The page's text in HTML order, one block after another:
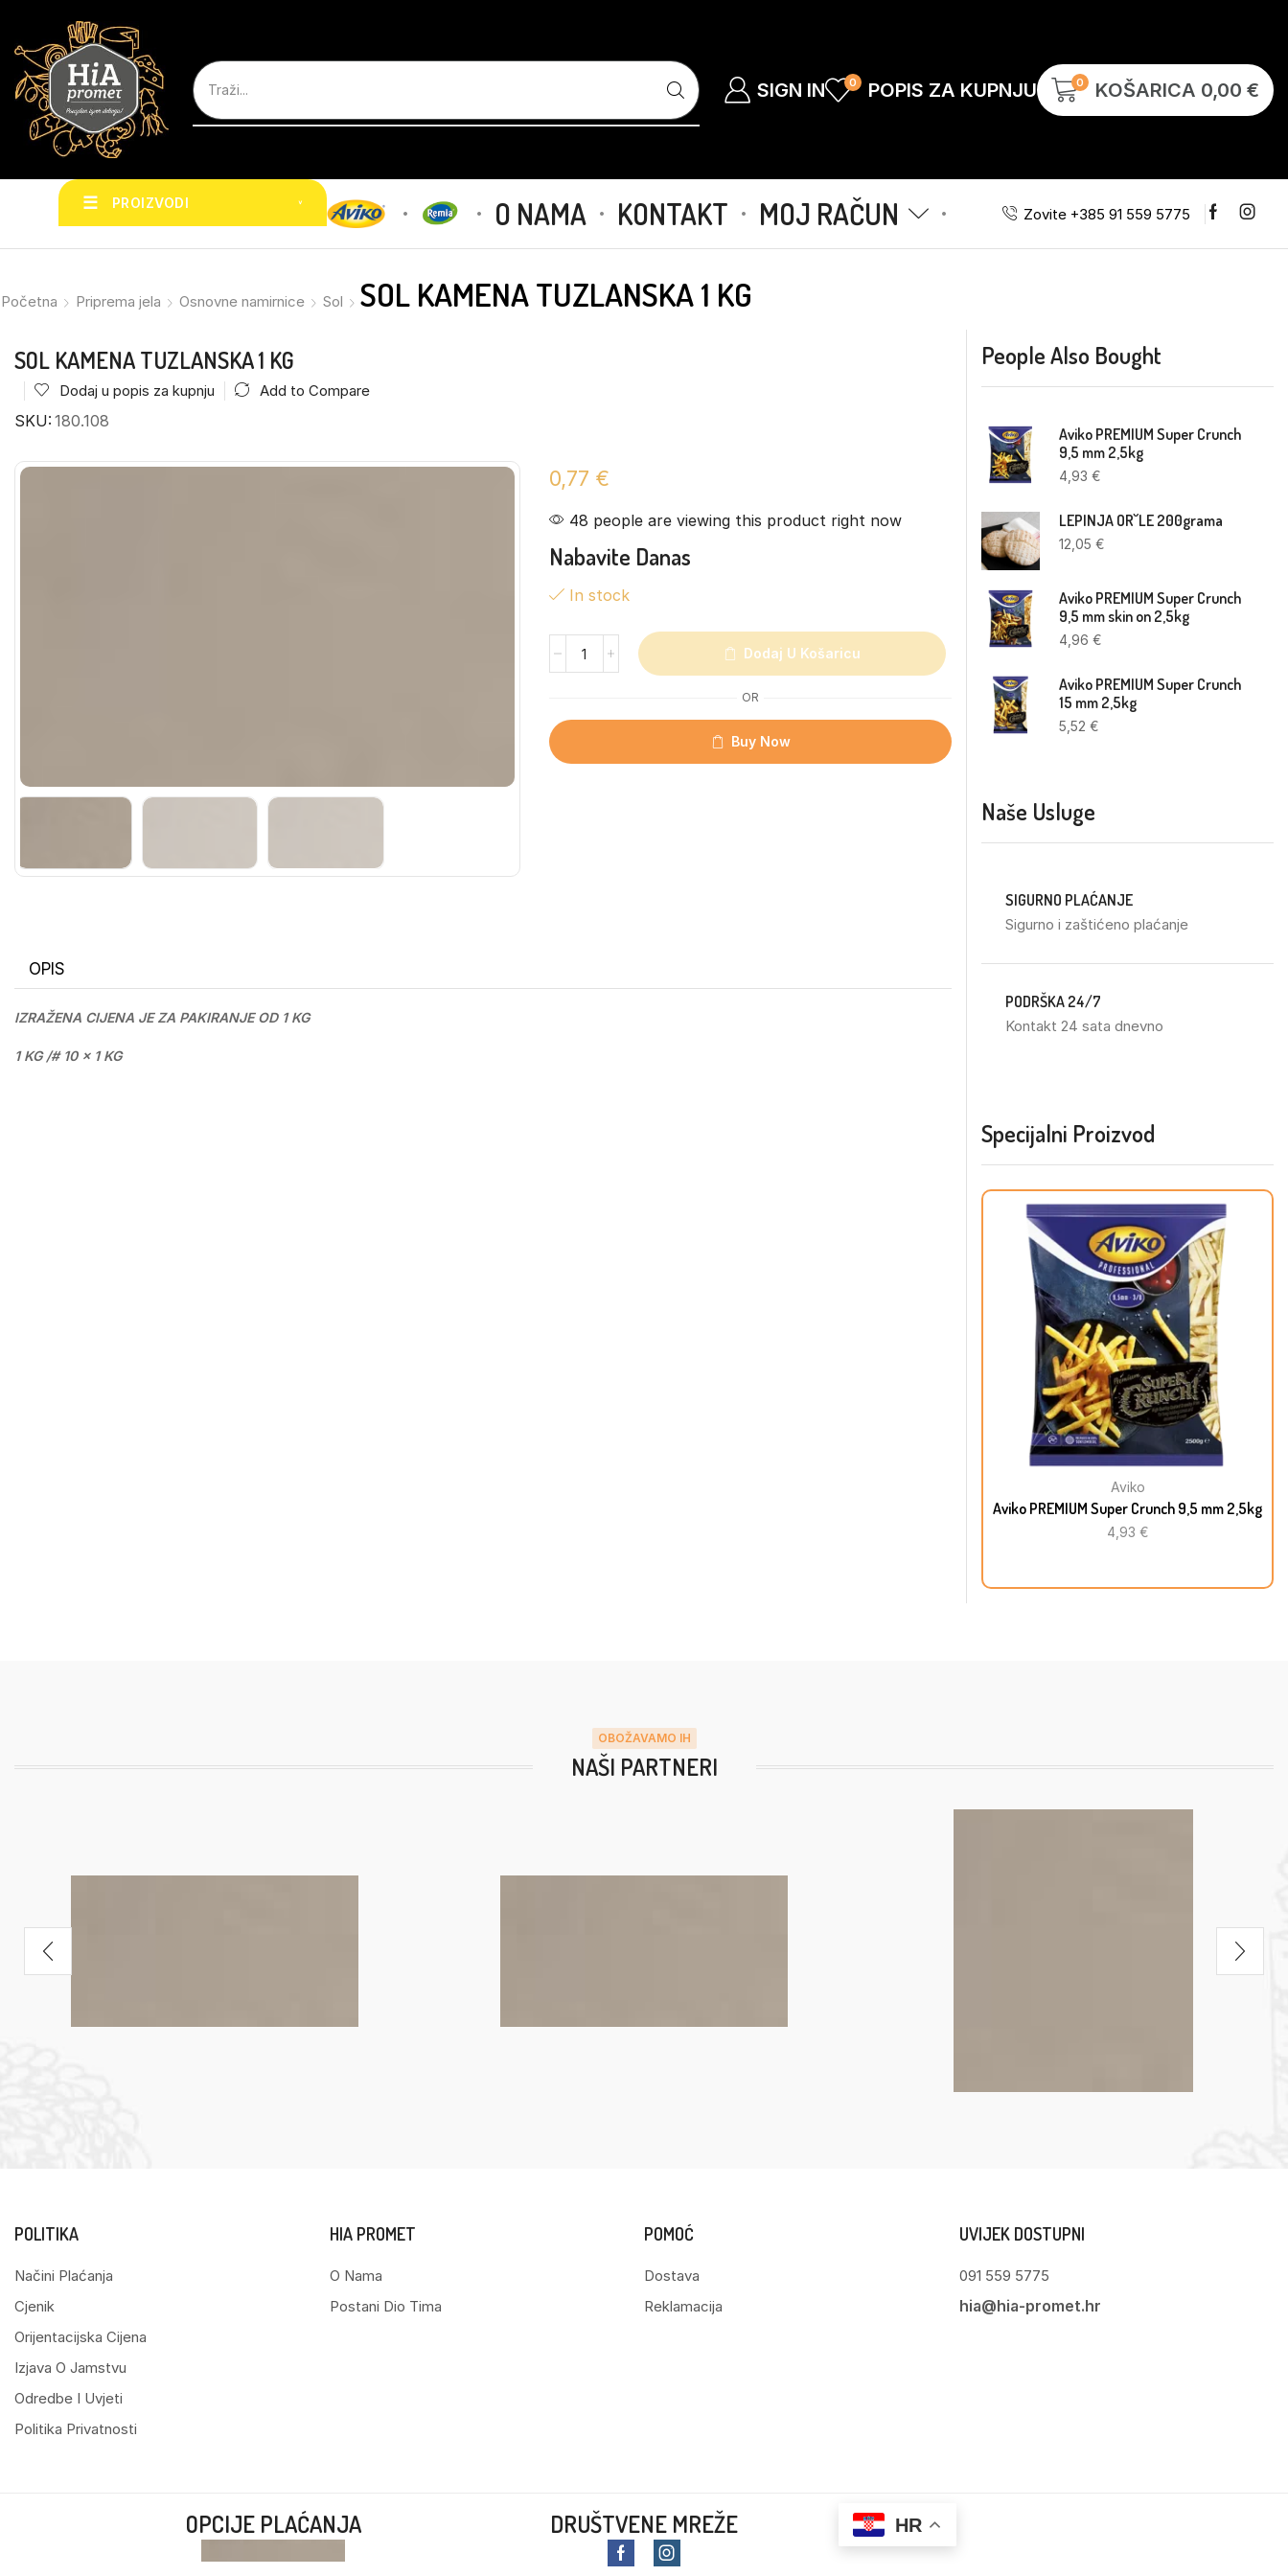
SIGN IN 0 POPIS ZA KUPNJU 0 KOŠARICA 0,00 €
☰ PROIZVODI ˅ O NAMA KONTAKT MOJ RAČUN Zovite +385 91 559 5775
Početna Priprema jela Osnovne namirnice Sol SOL KAMENA TUZLANSKA 1 KG
SOL KAMENA TUZLANSKA 1 KG
Dodaj u popis za kupnju Add to Compare
SKU: 180.108
0,77 €
48 people are viewing this product right now
Nabavite Danas
In stock
Dodaj U Košaricu
OR
Buy Now
OPIS
IZRAŽENA CIJENA JE ZA PAKIRANJE OD 1 KG
1 KG /# 10 x 1 KG
People Also Bought
Aviko PREMIUM Super Crunch
9,5 mm 2,5kg
4,93 €
LEPINJA OR˘LE 200grama
12,05 €
Aviko PREMIUM Super Crunch
9,5 mm skin on 2,5kg
4,96 €
Aviko PREMIUM Super Crunch
15 mm 2,5kg
5,52 €
Naše Usluge
SIGURNO PLAĆANJE
Sigurno i zaštićeno plaćanje
PODRŠKA 24/7
Kontakt 24 sata dnevno
Specijalni Proizvod
Aviko
Aviko PREMIUM Super Crunch 9,5 mm 2,5kg
4,93 €
OBOŽAVAMO IH
NAŠI PARTNERI
POLITIKA
Načini Plaćanja
Cjenik
Orijentacijska Cijena
Izjava O Jamstvu
Odredbe I Uvjeti
Politika Privatnosti
HIA PROMET
O Nama
Postani Dio Tima
POMOĆ
Dostava
Reklamacija
UVIJEK DOSTUPNI
091 559 5775
hia@hia-promet.hr
OPCIJE PLAĆANJA DRUŠTVENE MREŽE HR